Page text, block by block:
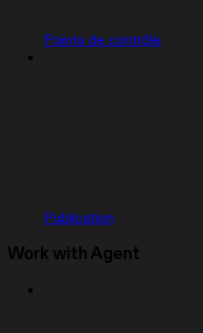
Points de contrôle
Publication
Work with Agent